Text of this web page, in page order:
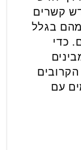
קשרים
בגלל
כדי
עם